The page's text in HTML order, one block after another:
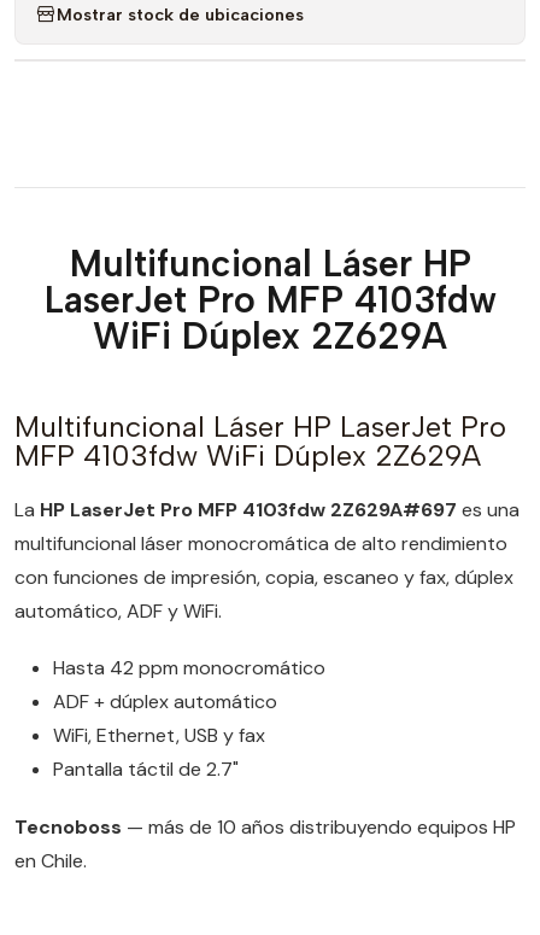
Mostrar stock de ubicaciones
Multifuncional Láser HP
LaserJet Pro MFP 4103fdw
WiFi Dúplex 2Z629A
Multifuncional Láser HP LaserJet Pro
MFP 4103fdw WiFi Dúplex 2Z629A
La HP LaserJet Pro MFP 4103fdw 2Z629A#697 es una
multifuncional láser monocromática de alto rendimiento
con funciones de impresión, copia, escaneo y fax, dúplex
automático, ADF y WiFi.
Hasta 42 ppm monocromático
ADF + dúplex automático
WiFi, Ethernet, USB y fax
Pantalla táctil de 2.7"
Tecnoboss — más de 10 años distribuyendo equipos HP
en Chile.